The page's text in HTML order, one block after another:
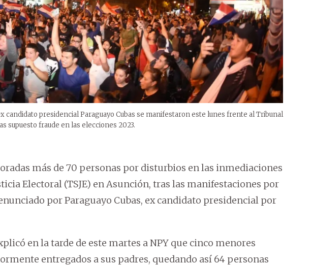
candidato presidencial Paraguayo Cubas se manifestaron este lunes frente al Tribunal
supuesto fraude en las elecciones 2023.
más de 70 personas por disturbios en las inmediaciones
Electoral (TSJE) en Asunción, tras las manifestaciones por
por Paraguayo Cubas, ex candidato presidencial por
en la tarde de este martes a NPY que cinco menores
entregados a sus padres, quedando así 64 personas